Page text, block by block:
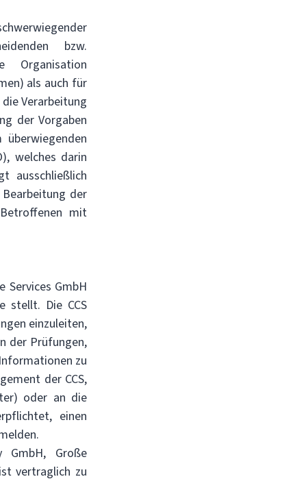
bzw.
Organisation
als auch für
Verarbeitung
der Vorgaben
welches darin
ausschließlich
der
mit
GmbH
stellt. Die CCS
einzuleiten,
der Prüfungen,
zu
der CCS,
oder an die
einen
GmbH, Große
vertraglich zu